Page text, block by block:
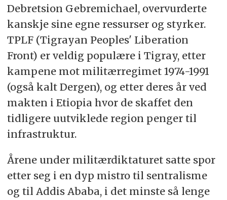
Debretsion Gebremichael, overvurderte
kanskje sine egne ressurser og styrker.
TPLF (Tigrayan Peoples' Liberation
Front) er veldig populære i Tigray, etter
kampene mot militærregimet 1974-1991
(også kalt Dergen), og etter deres år ved
makten i Etiopia hvor de skaffet den
tidligere uutviklede region penger til
infrastruktur.
Årene under militærdiktaturet satte spor
etter seg i en dyp mistro til sentralisme
og til Addis Ababa, i det minste så lenge